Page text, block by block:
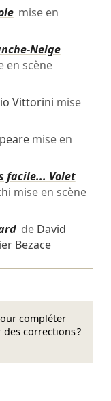
mise en
Neige
en scène
Vittorini mise
mise en
facile... Volet
mise en scène
de David
Bezace
compléter
corrections ?
sur Bluesky
sur Facebook